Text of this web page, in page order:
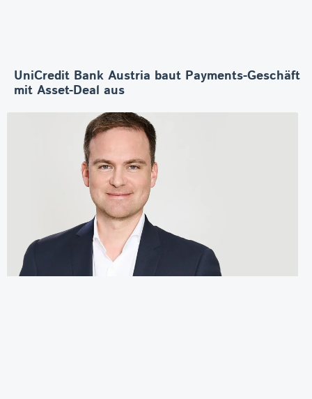
UniCredit Bank Austria baut Payments-Geschäft
mit Asset-Deal aus